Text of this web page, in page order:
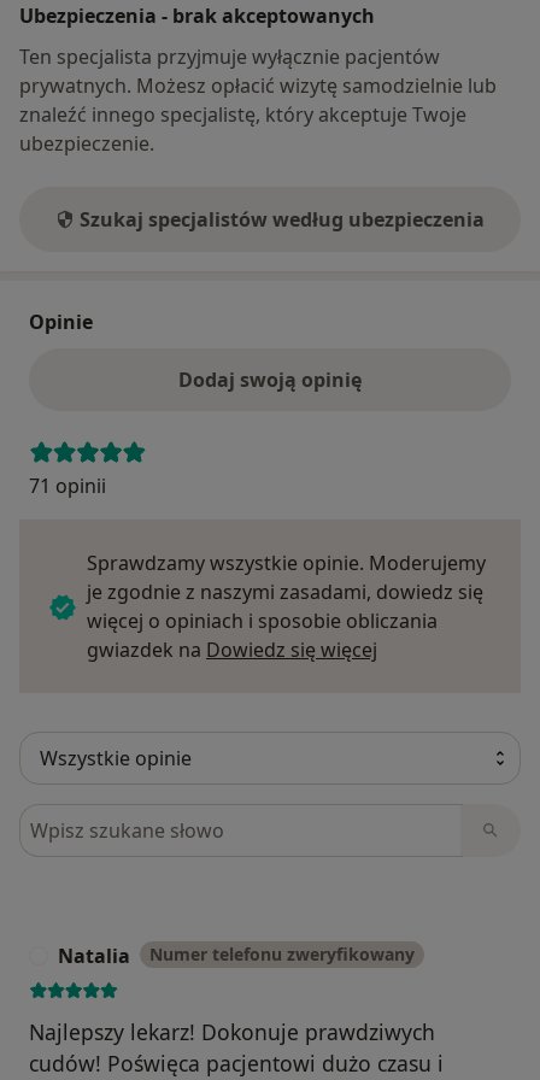
Ubezpieczenia - brak akceptowanych
Ten specjalista przyjmuje wyłącznie pacjentów
prywatnych. Możesz opłacić wizytę samodzielnie lub
znaleźć innego specjalistę, który akceptuje Twoje
ubezpieczenie.
Szukaj specjalistów według ubezpieczenia
Opinie
Dodaj swoją opinię
71 opinii
Sprawdzamy wszystkie opinie. Moderujemy
je zgodnie z naszymi zasadami, dowiedz się
więcej o opiniach i sposobie obliczania
gwiazdek na Dowiedz się więcej
Szukaj w opiniach
Natalia Numer telefonu zweryfikowany
Najlepszy lekarz! Dokonuje prawdziwych
cudów! Poświęca pacjentowi dużo czasu i